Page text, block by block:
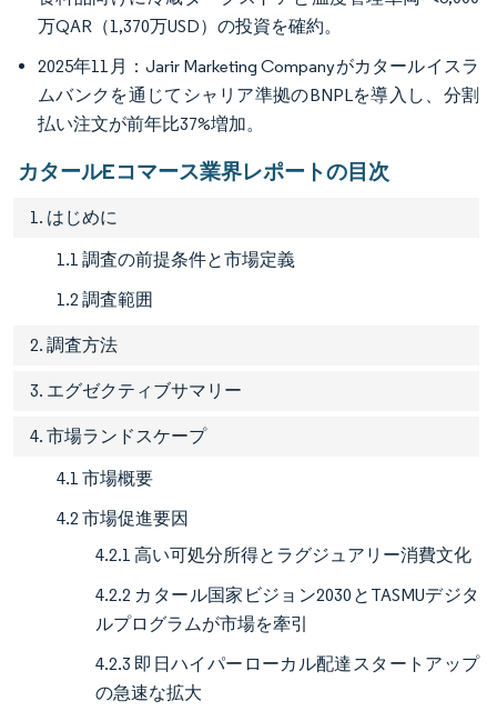
万QAR（1,370万USD）の投資を確約。
2025年11月：Jarir Marketing Companyがカタールイスラ
ムバンクを通じてシャリア準拠のBNPLを導入し、分割
払い注文が前年比37%増加。
カタールEコマース業界レポートの目次
1. はじめに
1.1 調査の前提条件と市場定義
1.2 調査範囲
2. 調査方法
3. エグゼクティブサマリー
4. 市場ランドスケープ
4.1 市場概要
4.2 市場促進要因
4.2.1 高い可処分所得とラグジュアリー消費文化
4.2.2 カタール国家ビジョン2030とTASMUデジタ
ルプログラムが市場を牽引
4.2.3 即日ハイパーローカル配達スタートアップ
の急速な拡大